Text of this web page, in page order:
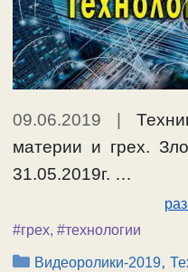
09.06.2019
материи и грех.
31.05.2019г. …
#грех, #технологии
Рубрики
Видеоролики-2019,